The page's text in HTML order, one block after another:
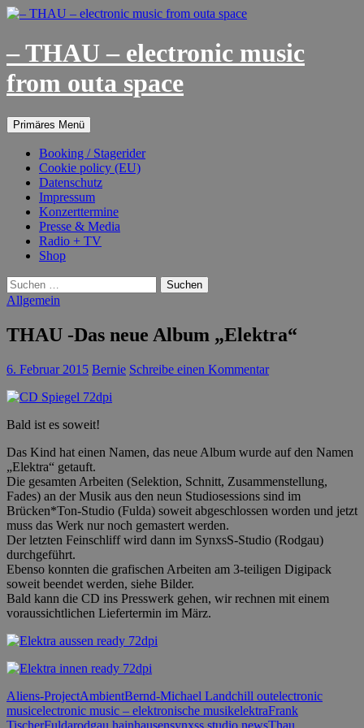
– THAU – electronic music
from outa space
Suchen
Primäres Menü
Inhalt
Booking / Stagerider
Cookie policy (EU)
Datenschutz
Impressum
Konzerttermine
Presse & Media
Radio + TV
Shop
Suchen
nach:
Allgemein
THAU -Das neue Album „Elektra“
6. Februar 2015 Bernie Schreibe einen Kommentar
Bald ist es soweit!
Das Kind hat einen Namen, das neue Album wurde auf den Namen
„Elektra“ getauft.
Die gesamten Arbeiten (Selektion, Schnitt, Zusammenstellung,
Fades) an der Musik aus den neun Studiosessions sind im
Brücken*Ton-Studio (Fulda) soweit abgeschlossen worden und jetzt
muss das Werk nur noch gemastert werden.
Der letzten Feinschliff wird dann im SynxsS-Studio (Rodgau)
durchgeführt.
Ebenso konnten die grafischen Arbeiten am 3-teiligen Digipack
soweit beendet werden, siehe Bilder.
Bald kann die CD ins Presswerk gehen, wir rechnen mit einem
voraussichtlichen Liefertermin im März.
Aliens-ProjectAmbientBernd-Michael Landchill outelectronic
musicelectronic music – elektronische musikelektraFrank
TischerFuldarodgau hainhausensynxss studio newsThau